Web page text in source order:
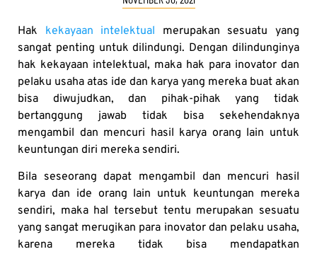
Hak kekayaan intelektual merupakan sesuatu yang
sangat penting untuk dilindungi. Dengan dilindunginya
hak kekayaan intelektual, maka hak para inovator dan
pelaku usaha atas ide dan karya yang mereka buat akan
bisa diwujudkan, dan pihak-pihak yang tidak
bertanggung jawab tidak bisa sekehendaknya
mengambil dan mencuri hasil karya orang lain untuk
keuntungan diri mereka sendiri.
Bila seseorang dapat mengambil dan mencuri hasil
karya dan ide orang lain untuk keuntungan mereka
sendiri, maka hal tersebut tentu merupakan sesuatu
yang sangat merugikan para inovator dan pelaku usaha,
karena mereka tidak bisa mendapatkan